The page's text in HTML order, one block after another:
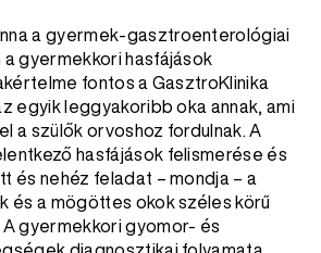
a gyermek-gasztroenterológiai
gyermekkori hasfájások
fontos a GasztroKlinika
egyik leggyakoribb oka annak, ami
a szülők orvoshoz fordulnak. A
hasfájások felismerése és
és nehéz feladat – mondja – a
és a mögöttes okok széles körű
gyermekkori gyomor- és